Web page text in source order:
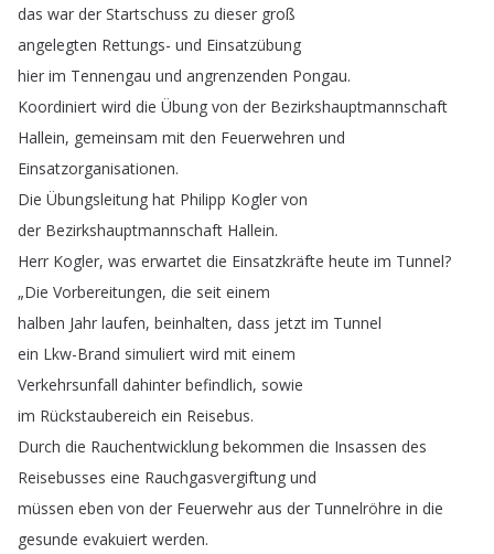
das war der Startschuss zu dieser groß
angelegten Rettungs- und Einsatzübung
hier im Tennengau und angrenzenden Pongau.
Koordiniert wird die Übung von der Bezirkshauptmannschaft
Hallein, gemeinsam mit den Feuerwehren und
Einsatzorganisationen.
Die Übungsleitung hat Philipp Kogler von
der Bezirkshauptmannschaft Hallein.
Herr Kogler, was erwartet die Einsatzkräfte heute im Tunnel?
„Die Vorbereitungen, die seit einem
halben Jahr laufen, beinhalten, dass jetzt im Tunnel
ein Lkw-Brand simuliert wird mit einem
Verkehrsunfall dahinter befindlich, sowie
im Rückstaubereich ein Reisebus.
Durch die Rauchentwicklung bekommen die Insassen des
Reisebusses eine Rauchgasvergiftung und
müssen eben von der Feuerwehr aus der Tunnelröhre in die
gesunde evakuiert werden.